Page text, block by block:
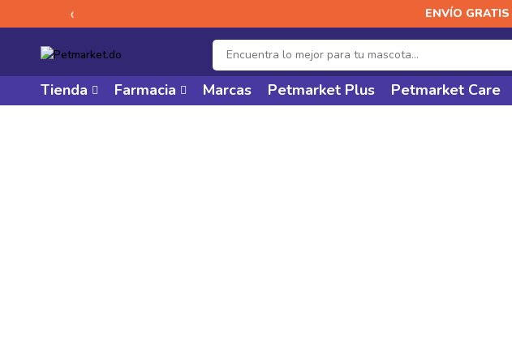
‹ ENVÍO GRATIS
Tienda Farmacia Marcas Petmarket Plus Petmarket Care